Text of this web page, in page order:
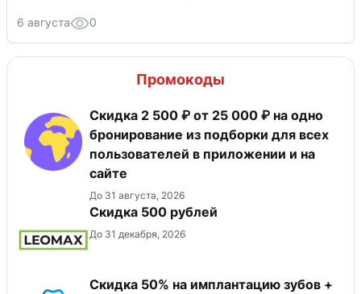
6 августа 0
Промокоды
Скидка 2 500 ₽ от 25 000 ₽ на одно
бронирование из подборки для всех
пользователей в приложении и на
сайте
До 31 августа, 2026
Скидка 500 рублей
До 31 декабря, 2026
Скидка 50% на имплантацию зубов +